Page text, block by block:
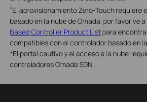
‡El aprovisionamiento Zero-Touch requiere
basado en la nube de Omada. por favor ve a
Based Controller Product List para
compatibles con el controlador basado en
*El portal cautivo y el acceso a la nube
controladores Omada SDN.